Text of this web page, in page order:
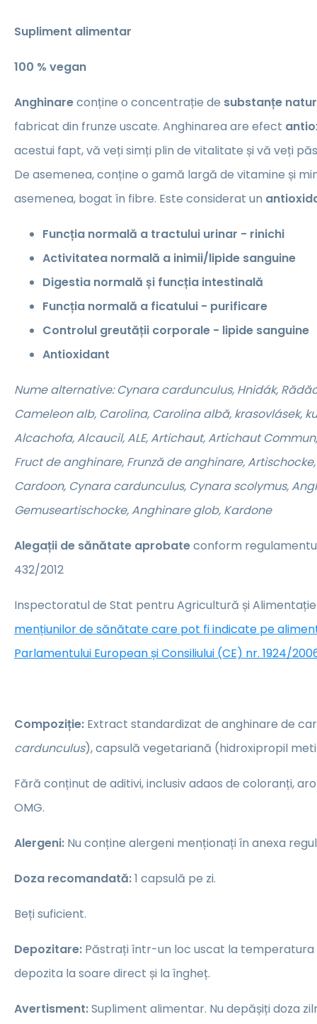
Supliment alimentar
100 % vegan
Anghinareconține o concentrație de substanțe
fabricat din frunze uscate. Anghinarea are efect
acestui fapt, vă veți simți plin de vitalitate și vă veți
De asemenea, conține o gamă largă de vitamine și
asemenea, bogat în fibre. Este considerat un
Funcția normală a tractului urinar - rinichi
Activitatea normală a inimii/lipide sanguine
Digestia normală și funcția intestinală
Funcția normală a ficatului - purificare
Controlul greutății corporale - lipide sanguine
Antioxidant
Nume alternative: Cynara cardunculus, Hnidák,
Cameleon alb, Carolina, Carolina albă, krasovlásek,
Alcachofa, Alcaucil, ALE, Artichaut, Artichaut
Fruct de anghinare, Frunză de anghinare,
Cardoon, Cynara cardunculus, Cynara scolymus,
Gemuseartischocke, Anghinare glob, Kardone
Alegații de sănătate aprobateconform
432/2012
Inspectoratul de Stat pentru Agricultură și
mențiunilor de sănătate care pot fi indicate pe
Parlamentului European și Consiliului (CE) nr. 1924/
Compoziție: Extract standardizat de anghinare de
cardunculus), capsulă vegetariană (hidroxipropil
Fără conținut de aditivi, inclusiv adaos de coloranți,
OMG.
Alergeni: Nu conține alergeni menționați în anexa
Doza recomandată:1 capsulă pe zi.
Beți suficient.
Depozitare: Păstrați într-un loc uscat la temperatura
depozita la soare direct și la îngheț.
Avertisment:Supliment alimentar. Nu depășiți doza